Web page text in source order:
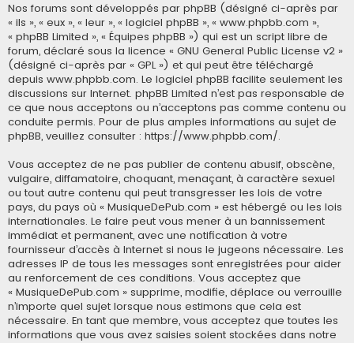
Nos forums sont développés par phpBB (désigné ci-après par
« ils », « eux », « leur », « logiciel phpBB », « www.phpbb.com »,
« phpBB Limited », « Équipes phpBB ») qui est un script libre de
forum, déclaré sous la licence « GNU General Public License v2 »
(désigné ci-après par « GPL ») et qui peut être téléchargé
depuis www.phpbb.com. Le logiciel phpBB facilite seulement les
discussions sur Internet. phpBB Limited n’est pas responsable de
ce que nous acceptons ou n’acceptons pas comme contenu ou
conduite permis. Pour de plus amples informations au sujet de
phpBB, veuillez consulter : https://www.phpbb.com/.
Vous acceptez de ne pas publier de contenu abusif, obscène,
vulgaire, diffamatoire, choquant, menaçant, à caractère sexuel
ou tout autre contenu qui peut transgresser les lois de votre
pays, du pays où « MusiqueDePub.com » est hébergé ou les lois
internationales. Le faire peut vous mener à un bannissement
immédiat et permanent, avec une notification à votre
fournisseur d’accès à Internet si nous le jugeons nécessaire. Les
adresses IP de tous les messages sont enregistrées pour aider
au renforcement de ces conditions. Vous acceptez que
« MusiqueDePub.com » supprime, modifie, déplace ou verrouille
n’importe quel sujet lorsque nous estimons que cela est
nécessaire. En tant que membre, vous acceptez que toutes les
informations que vous avez saisies soient stockées dans notre